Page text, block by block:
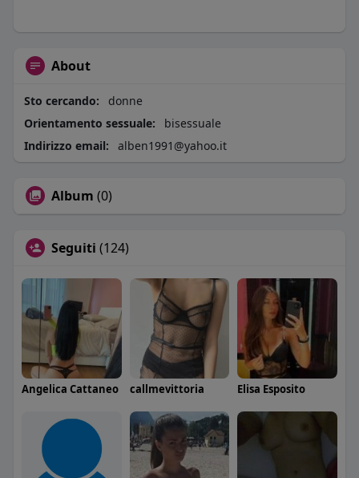
About
Sto cercando:
donne
Orientamento sessuale:
bisessuale
Indirizzo email:
alben1991@yahoo.it
Album (0)
Seguiti (124)
Angelica Cattaneo callmevittoria Elisa Esposito